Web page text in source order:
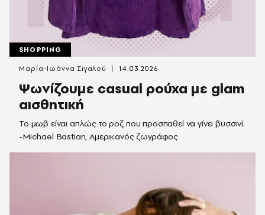
SHOPPING
Ψωνίζουμε casual ρούχα με glam
αισθητική
Το μωβ είναι απλώς το ροζ που προσπαθεί να γίνει βυσσινί.
-Michael Bastian, Αμερικανός ζωγράφος
Μαρία-Ιωάννα Σιγαλού 14.03.2026